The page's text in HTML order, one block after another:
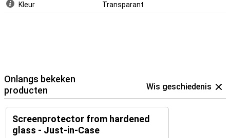
Kleur
Transparant
Onlangs bekeken
producten
Wis geschiedenis
Screenprotector from hardened
glass - Just-in-Case